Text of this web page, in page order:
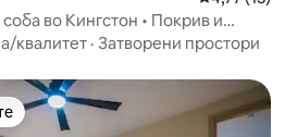
во Кингстон • Покрив и
квалитет · Затворени простори
на гостите“